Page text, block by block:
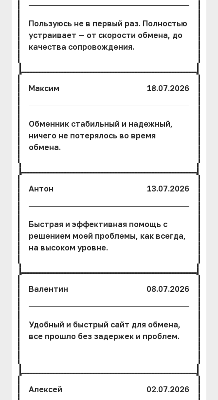
Пользуюсь не в первый раз. Полностью
устраивает — от скорости обмена, до
качества сопровождения.
Максим 18.07.2026
Обменник стабильный и надежный,
ничего не потерялось во время
обмена.
Антон 13.07.2026
Быстрая и эффективная помощь с
решением моей проблемы, как всегда,
на высоком уровне.
Валентин 08.07.2026
Удобный и быстрый сайт для обмена,
все прошло без задержек и проблем.
Алексей 02.07.2026